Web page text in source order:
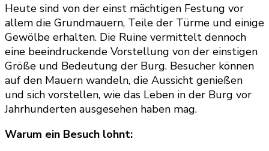
Heute sind von der einst mächtigen Festung vor
allem die Grundmauern, Teile der Türme und einige
Gewölbe erhalten. Die Ruine vermittelt dennoch
eine beeindruckende Vorstellung von der einstigen
Größe und Bedeutung der Burg. Besucher können
auf den Mauern wandeln, die Aussicht genießen
und sich vorstellen, wie das Leben in der Burg vor
Jahrhunderten ausgesehen haben mag.
Warum ein Besuch lohnt: